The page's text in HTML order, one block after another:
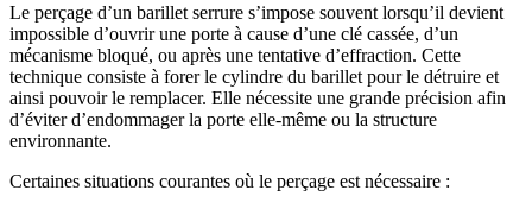
Le perçage d’un barillet serrure s’impose souvent lorsqu’il devient
impossible d’ouvrir une porte à cause d’une clé cassée, d’un
mécanisme bloqué, ou après une tentative d’effraction. Cette
technique consiste à forer le cylindre du barillet pour le détruire et
ainsi pouvoir le remplacer. Elle nécessite une grande précision afin
d’éviter d’endommager la porte elle-même ou la structure
environnante.
Certaines situations courantes où le perçage est nécessaire :